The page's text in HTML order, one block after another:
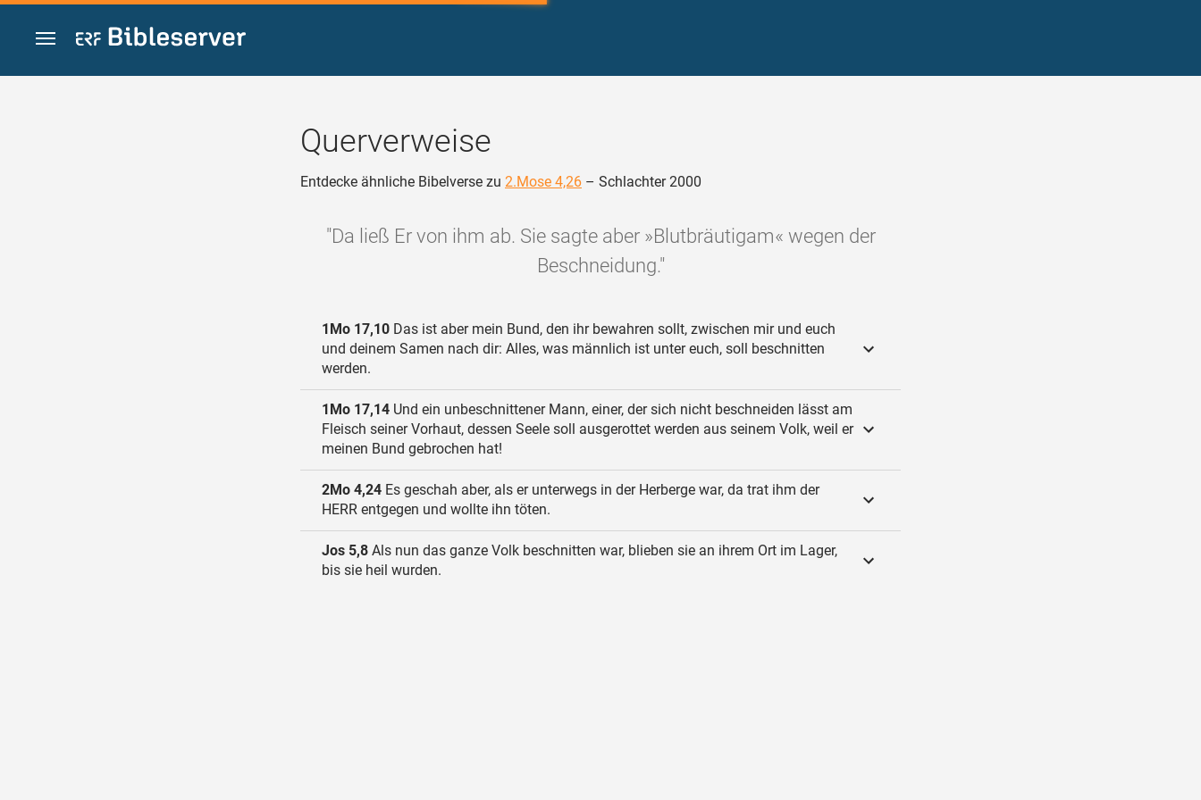
Zum Inhalt springen
Querverweise
Entdecke ähnliche Bibelverse zu 2.Mose 4,26 – Schlachter 2000
"Da ließ Er von ihm ab. Sie sagte aber »Blutbräutigam« wegen der
Beschneidung."
1Mo 17,10 Das ist aber mein Bund, den ihr bewahren sollt, zwischen mir und euch
und deinem Samen nach dir: Alles, was männlich ist unter euch, soll beschnitten
werden.
1Mo 17,14 Und ein unbeschnittener Mann, einer, der sich nicht beschneiden lässt am
Fleisch seiner Vorhaut, dessen Seele soll ausgerottet werden aus seinem Volk, weil er
meinen Bund gebrochen hat!
2Mo 4,24 Es geschah aber, als er unterwegs in der Herberge war, da trat ihm der
HERR entgegen und wollte ihn töten.
Jos 5,8 Als nun das ganze Volk beschnitten war, blieben sie an ihrem Ort im Lager,
bis sie heil wurden.